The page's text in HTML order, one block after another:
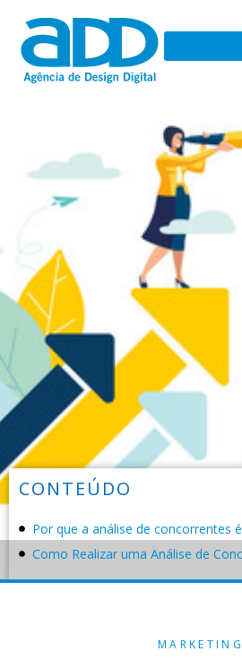
CONTEÚDO
Por que a análise de concorrentes
Como Realizar uma Análise de
MARKETING